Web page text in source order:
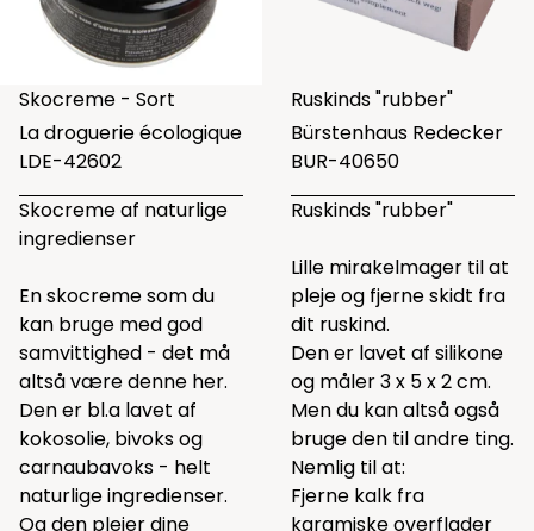
Skocreme - Sort
La droguerie écologique
LDE-42602
Skocreme af naturlige
ingredienser
En skocreme som du
kan bruge med god
samvittighed - det må
altså være denne her.
Den er bl.a lavet af
kokosolie, bivoks og
carnaubavoks - helt
naturlige ingredienser.
Og den plejer dine
Ruskinds "rubber"
Bürstenhaus Redecker
BUR-40650
Ruskinds "rubber"
Lille mirakelmager til at
pleje og fjerne skidt fra
dit ruskind.
Den er lavet af silikone
og måler 3 x 5 x 2 cm.
Men du kan altså også
bruge den til andre ting.
Nemlig til at:
Fjerne kalk fra
karamiske overflader